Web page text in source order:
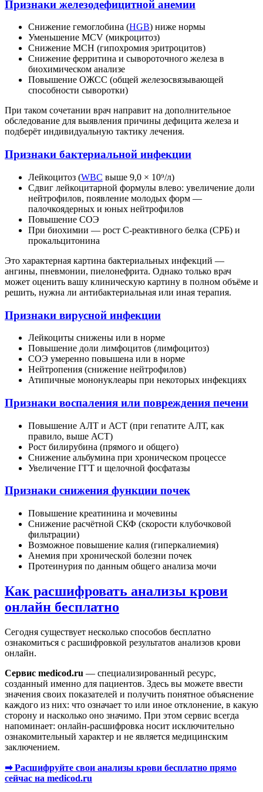
Признаки железодефицитной анемии
Снижение гемоглобина (HGB) ниже нормы
Уменьшение MCV (микроцитоз)
Снижение MCH (гипохромия эритроцитов)
Снижение ферритина и сывороточного железа в
биохимическом анализе
Повышение ОЖСС (общей железосвязывающей
способности сыворотки)
При таком сочетании врач направит на дополнительное
обследование для выявления причины дефицита железа и
подберёт индивидуальную тактику лечения.
Признаки бактериальной инфекции
Лейкоцитоз (WBC выше 9,0 × 10⁹/л)
Сдвиг лейкоцитарной формулы влево: увеличение доли
нейтрофилов, появление молодых форм —
палочкоядерных и юных нейтрофилов
Повышение СОЭ
При биохимии — рост С-реактивного белка (СРБ) и
прокальцитонина
Это характерная картина бактериальных инфекций —
ангины, пневмонии, пиелонефрита. Однако только врач
может оценить вашу клиническую картину в полном объёме и
решить, нужна ли антибактериальная или иная терапия.
Признаки вирусной инфекции
Лейкоциты снижены или в норме
Повышение доли лимфоцитов (лимфоцитоз)
СОЭ умеренно повышена или в норме
Нейтропения (снижение нейтрофилов)
Атипичные мононуклеары при некоторых инфекциях
Признаки воспаления или повреждения печени
Повышение АЛТ и АСТ (при гепатите АЛТ, как
правило, выше АСТ)
Рост билирубина (прямого и общего)
Снижение альбумина при хроническом процессе
Увеличение ГГТ и щелочной фосфатазы
Признаки снижения функции почек
Повышение креатинина и мочевины
Снижение расчётной СКФ (скорости клубочковой
фильтрации)
Возможное повышение калия (гиперкалиемия)
Анемия при хронической болезни почек
Протеинурия по данным общего анализа мочи
Как расшифровать анализы крови
онлайн бесплатно
Сегодня существует несколько способов бесплатно
ознакомиться с расшифровкой результатов анализов крови
онлайн.
Сервис medicod.ru — специализированный ресурс,
созданный именно для пациентов. Здесь вы можете ввести
значения своих показателей и получить понятное объяснение
каждого из них: что означает то или иное отклонение, в какую
сторону и насколько оно значимо. При этом сервис всегда
напоминает: онлайн-расшифровка носит исключительно
ознакомительный характер и не является медицинским
заключением.
➡ Расшифруйте свои анализы крови бесплатно прямо
сейчас на medicod.ru